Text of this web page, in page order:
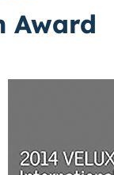
Award